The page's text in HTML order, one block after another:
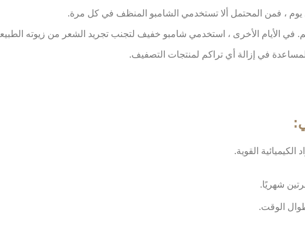
يوم ، فمن المحتمل ألا تستخدمي الشامبو المنظف في كل مرة.
الأيام الأخرى ، استخدمي شامبو خفيف لتجنب تجريد الشعر من زيوته
في إزالة أي تراكم لمنتجات التصفيف.
القوية.
شهريًا.
الوقت.